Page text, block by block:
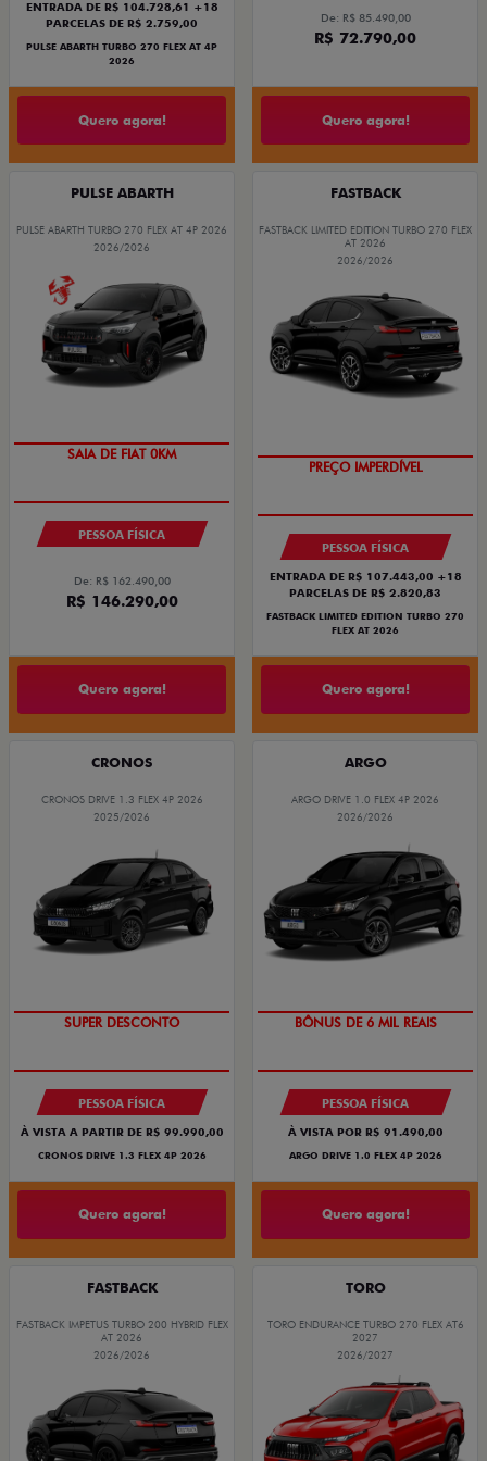
ENTRADA DE R$ 104.728,61 +18
PARCELAS DE R$ 2.759,00
PULSE ABARTH TURBO 270 FLEX AT 4P
2026
Quero agora!
De: R$ 85.490,00
R$ 72.790,00
Quero agora!
PULSE ABARTH
PULSE ABARTH TURBO 270 FLEX AT 4P 2026
2026/2026
SAIA DE FIAT 0KM
PESSOA FÍSICA
De: R$ 162.490,00
R$ 146.290,00
Quero agora!
FASTBACK
FASTBACK LIMITED EDITION TURBO 270 FLEX
AT 2026
2026/2026
PREÇO IMPERDÍVEL
PESSOA FÍSICA
ENTRADA DE R$ 107.443,00 +18
PARCELAS DE R$ 2.820,83
FASTBACK LIMITED EDITION TURBO 270
FLEX AT 2026
Quero agora!
CRONOS
CRONOS DRIVE 1.3 FLEX 4P 2026
2025/2026
SUPER DESCONTO
PESSOA FÍSICA
À VISTA A PARTIR DE R$ 99.990,00
CRONOS DRIVE 1.3 FLEX 4P 2026
Quero agora!
ARGO
ARGO DRIVE 1.0 FLEX 4P 2026
2026/2026
BÔNUS DE 6 MIL REAIS
PESSOA FÍSICA
À VISTA POR R$ 91.490,00
ARGO DRIVE 1.0 FLEX 4P 2026
Quero agora!
FASTBACK
FASTBACK IMPETUS TURBO 200 HYBRID FLEX
AT 2026
2026/2026
TORO
TORO ENDURANCE TURBO 270 FLEX AT6
2027
2026/2027